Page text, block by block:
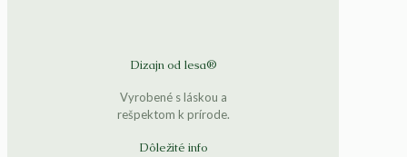
Dizajn od lesa®
Vyrobené s láskou a
rešpektom k prírode.
Dôležité info